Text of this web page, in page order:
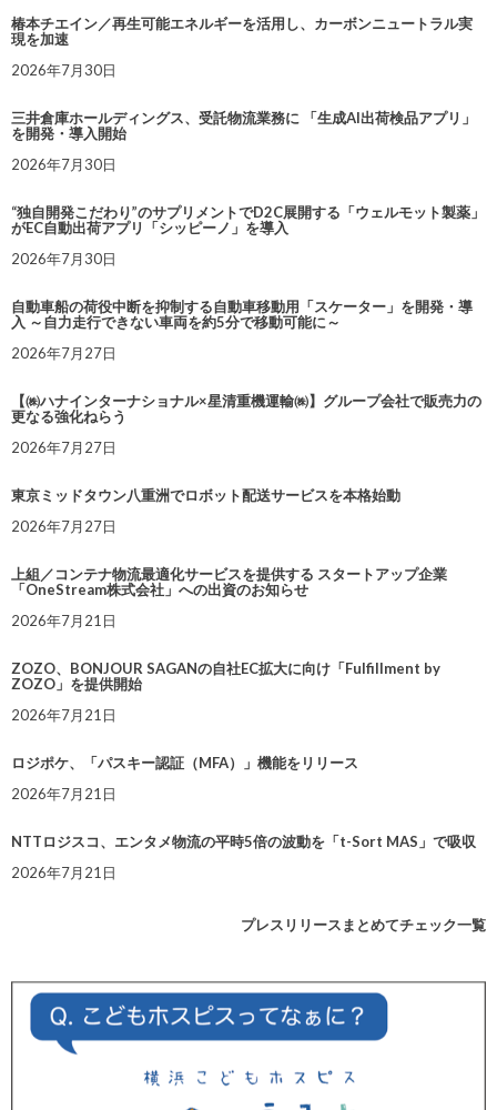
椿本チエイン／再生可能エネルギーを活用し、カーボンニュートラル実
現を加速
2026年7月30日
三井倉庫ホールディングス、受託物流業務に 「生成AI出荷検品アプリ」
を開発・導入開始
2026年7月30日
“独自開発こだわり”のサプリメントでD2C展開する「ウェルモット製薬」
がEC自動出荷アプリ「シッピーノ」を導入
2026年7月30日
自動車船の荷役中断を抑制する自動車移動用「スケーター」を開発・導
入 ～自力走行できない車両を約5分で移動可能に～
2026年7月27日
【㈱ハナインターナショナル×星清重機運輸㈱】グループ会社で販売力の
更なる強化ねらう
2026年7月27日
東京ミッドタウン八重洲でロボット配送サービスを本格始動
2026年7月27日
上組／コンテナ物流最適化サービスを提供する スタートアップ企業
「OneStream株式会社」への出資のお知らせ
2026年7月21日
ZOZO、BONJOUR SAGANの自社EC拡大に向け「Fulfillment by
ZOZO」を提供開始
2026年7月21日
ロジポケ、「パスキー認証（MFA）」機能をリリース
2026年7月21日
NTTロジスコ、エンタメ物流の平時5倍の波動を「t-Sort MAS」で吸収
2026年7月21日
プレスリリースまとめてチェック一覧